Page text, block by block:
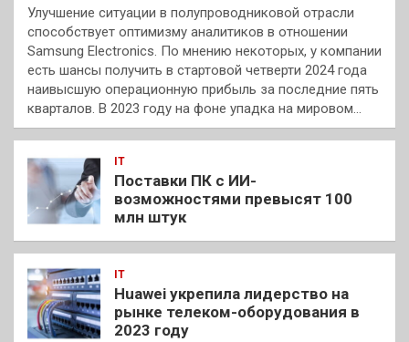
Улучшение ситуации в полупроводниковой отрасли
способствует оптимизму аналитиков в отношении
Samsung Electronics. По мнению некоторых, у компании
есть шансы получить в стартовой четверти 2024 года
наивысшую операционную прибыль за последние пять
кварталов. В 2023 году на фоне упадка на мировом…
IT
Поставки ПК с ИИ-
возможностями превысят 100
млн штук
IT
Huawei укрепила лидерство на
рынке телеком-оборудования в
2023 году